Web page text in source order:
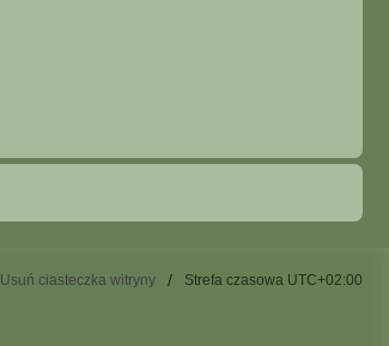
Usuń ciasteczka witryny Strefa czasowa UTC+02:00